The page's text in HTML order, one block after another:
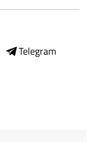
Telegram